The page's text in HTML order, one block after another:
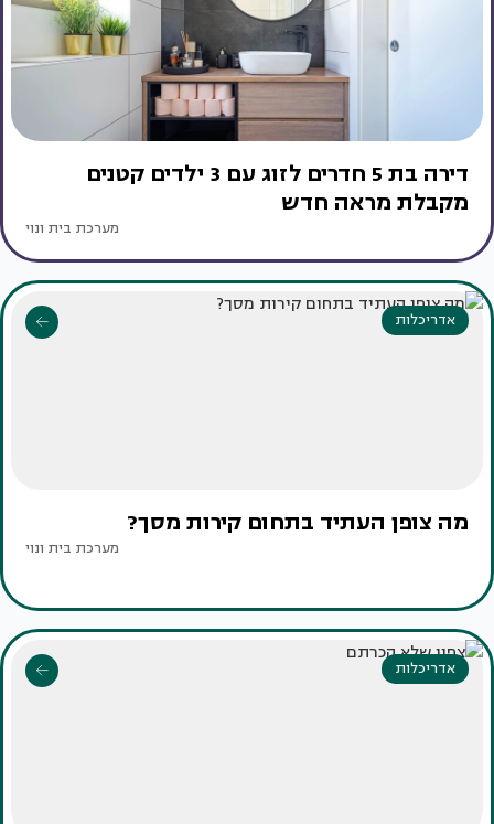
דירה בת 5 חדרים לזוג עם 3 ילדים קטנים
מקבלת מראה חדש
מערכת בית ונוי
אדריכלות
מה צופן העתיד בתחום קירות מסך?
מערכת בית ונוי
אדריכלות